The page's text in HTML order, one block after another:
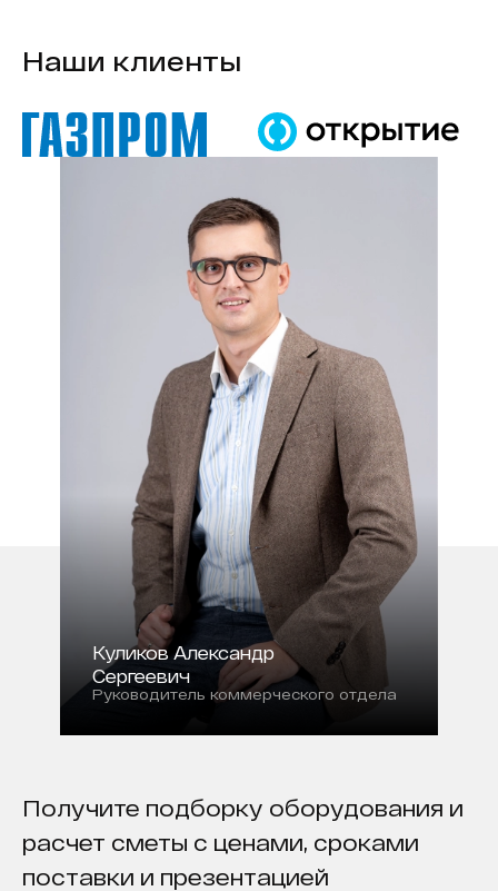
Наши клиенты
Куликов Александр
Сергеевич
Руководитель коммерческого отдела
Получите подборку оборудования и
расчет сметы с ценами, сроками
поставки и презентацией